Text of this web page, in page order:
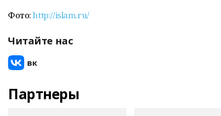
Фото:http://islam.ru/
Читайте нас
Партнеры